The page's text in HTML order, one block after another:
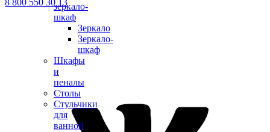
зеркало-
шкаф
Зеркало
Зеркало-
шкаф
Шкафы
и
пеналы
Столы
Стульчики
для
ванной